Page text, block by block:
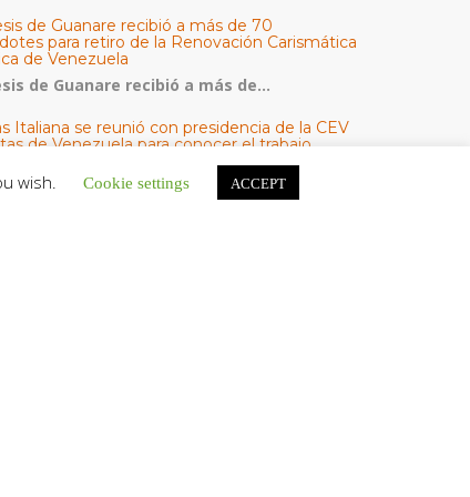
de Guanare recibió a más de 70
para retiro de la Renovación Carismática
de Venezuela
de Guanare recibió a más de...
Italiana se reunió con presidencia de la CEV
de Venezuela para conocer el trabajo
encabezada por el padre Marco...
wish. Cookie settings ACCEPT